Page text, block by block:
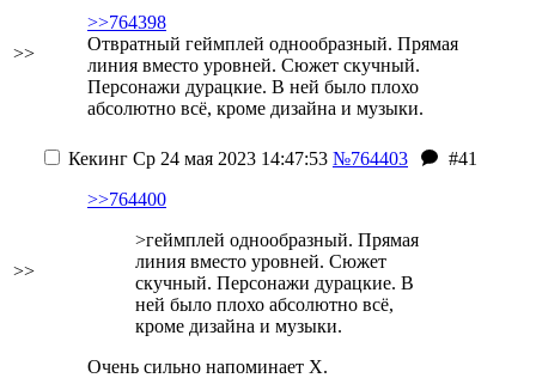
>>
>>764398
Отвратный геймплей однообразный. Прямая
линия вместо уровней. Сюжет скучный.
Персонажи дурацкие. В ней было плохо
абсолютно всё, кроме дизайна и музыки.
>>
Кекинг Ср 24 мая 2023 14:47:53 №764403
#41
>>764400
>геймплей однообразный. Прямая
линия вместо уровней. Сюжет
скучный. Персонажи дурацкие. В
ней было плохо абсолютно всё,
кроме дизайна и музыки.
Очень сильно напоминает Х.